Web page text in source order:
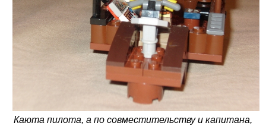
Каюта пилота, а по совместительству и капитана,